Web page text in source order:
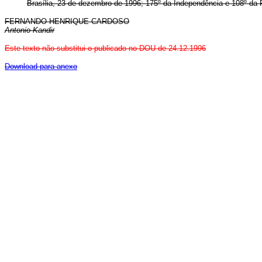
Brasília, 23 de dezembro de 1996; 175º da Independência e 108º da
FERNANDO HENRIQUE CARDOSO
Antonio Kandir
Este texto não substitui o publicado no DOU de 24.12.1996
Download para anexo